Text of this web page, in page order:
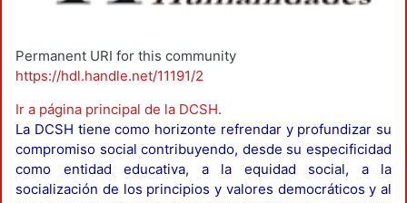
Permanent URI for this community
https://hdl.handle.net/11191/2
Ir a página principal de la DCSH.
La DCSH tiene como horizonte refrendar y profundizar su
compromiso social contribuyendo, desde su especificidad
como entidad educativa, a la equidad social, a la
socialización de los principios y valores democráticos y al